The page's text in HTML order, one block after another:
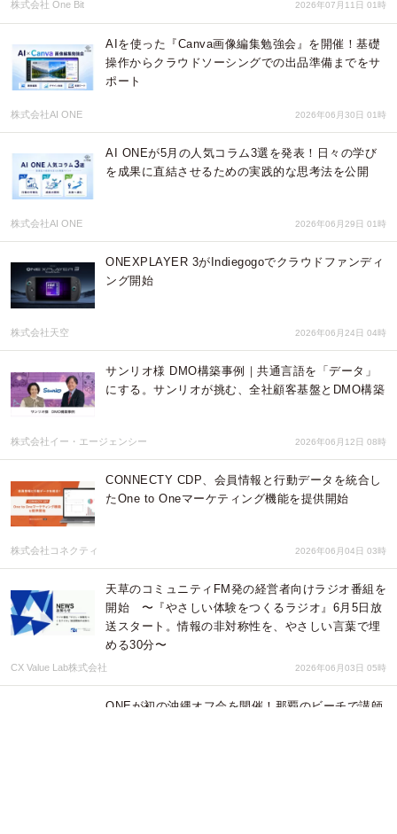
株式会社 One Bit 2026年07月11日 01時
AIを使った『Canva画像編集勉強会』を開催！基礎
操作からクラウドソーシングでの出品準備までをサ
ポート
株式会社AI ONE 2026年06月30日 01時
AI ONEが5月の人気コラム3選を発表！日々の学び
を成果に直結させるための実践的な思考法を公開
株式会社AI ONE 2026年06月29日 01時
ONEXPLAYER 3がIndiegogoでクラウドファンディ
ング開始
株式会社天空 2026年06月24日 04時
サンリオ様 DMO構築事例｜共通言語を「データ」
にする。サンリオが挑む、全社顧客基盤とDMO構築
株式会社イー・エージェンシー 2026年06月12日 08時
CONNECTY CDP、会員情報と行動データを統合し
たOne to Oneマーケティング機能を提供開始
株式会社コネクティ 2026年06月04日 03時
天草のコミュニティFM発の経営者向けラジオ番組を
開始 〜『やさしい体験をつくるラジオ』6月5日放
送スタート。情報の非対称性を、やさしい言葉で埋
める30分〜
CX Value Lab株式会社 2026年06月03日 05時
ONEが初の沖縄オフ会を開催！那覇のビーチで講師